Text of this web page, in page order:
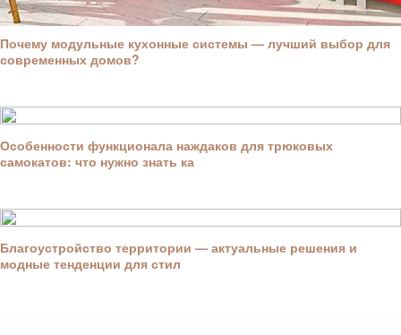
Почему модульные кухонные системы — лучший выбор для
современных домов?
Особенности функционала наждаков для трюковых
самокатов: что нужно знать ка
Благоустройство территории — актуальные решения и
модные тенденции для стил